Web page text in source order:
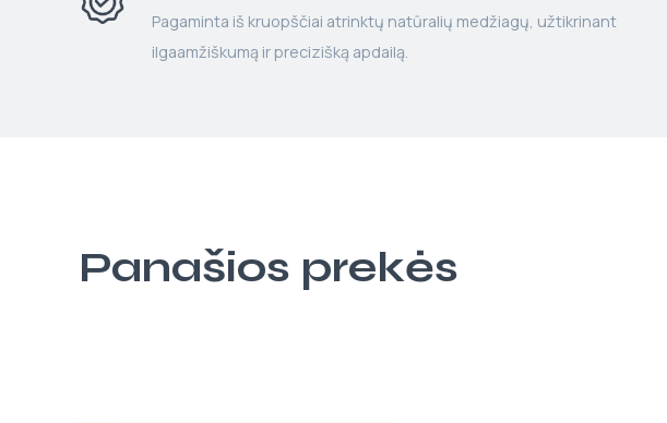
Pagaminta iš kruopščiai atrinktų natūralių medžiagų, užtikrinant
ilgaamžiškumą ir precizišką apdailą.
Panašios prekės